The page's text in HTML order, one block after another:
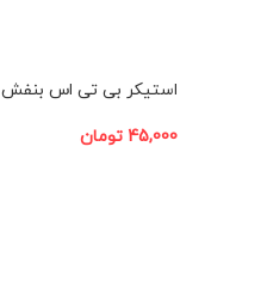
استیکر بی تی اس بنفش
45,000 تومان